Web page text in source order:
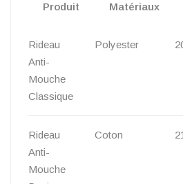
Produit Matériaux
Rideau
Anti-
Mouche
Classique
Polyester
Rideau
Anti-
Mouche
Coton